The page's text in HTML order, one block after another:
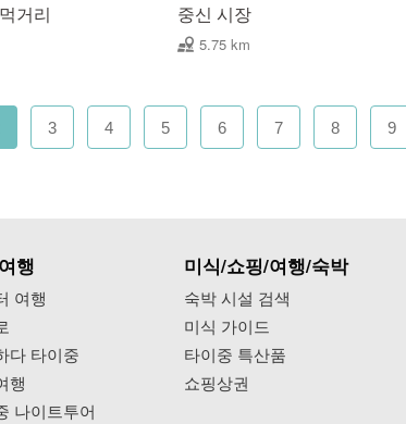
거리 중신 시장
5.75 km
3 4 5 6 7 8 9
행
여행
다 타이중
행
나이트투어
미식/쇼핑/여행/숙박
숙박 시설 검색
미식 가이드
타이중 특산품
쇼핑상권